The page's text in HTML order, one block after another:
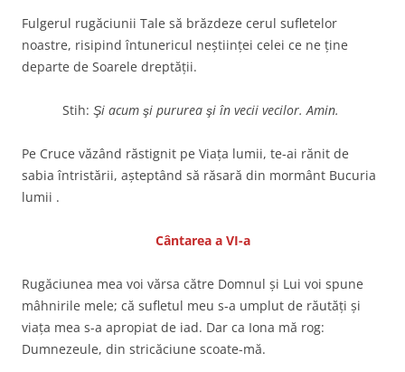
Fulgerul rugăciunii Tale să brăzdeze cerul sufletelor
noastre, risipind întunericul neştiinţei celei ce ne ţine
departe de Soarele dreptăţii.
Stih: Şi acum şi pururea şi în vecii vecilor. Amin.
Pe Cruce văzând răstignit pe Viaţa lumii, te-ai rănit de
sabia întristării, aşteptând să răsară din mormânt Bucuria
lumii .
Cântarea a VI-a
Rugăciunea mea voi vărsa către Domnul şi Lui voi spune
mâhnirile mele; că sufletul meu s-a umplut de răutăţi şi
viaţa mea s-a apropiat de iad. Dar ca Iona mă rog:
Dumnezeule, din stricăciune scoate-mă.